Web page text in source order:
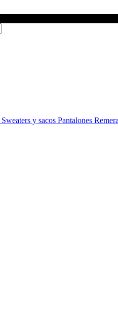
Sweaters y sacos Pantalones